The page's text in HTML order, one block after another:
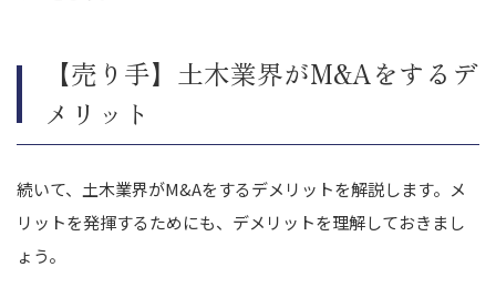
【売り手】土木業界がM&Aをするデ
メリット
続いて、土木業界がM&Aをするデメリットを解説します。メ
リットを発揮するためにも、デメリットを理解しておきまし
ょう。